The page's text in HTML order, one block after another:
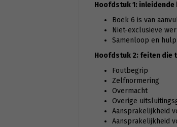
Hoofdstuk 1: inleidende
Boek 6 is van
Niet-exclusieve
Samenloop en
Hoofdstuk 2: feiten die
Foutbegrip
Zelfnormering
Overmacht
Overige
Aansprakelijkheid
Aansprakelijkheid